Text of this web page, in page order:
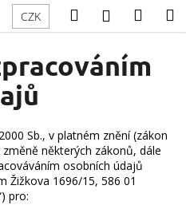
CZK HledatPřihlášení
Sb., v platném znění (zákon
některých zákonů, dále
osobních údajů
Žižkova 1696/15, 586 01
pro: